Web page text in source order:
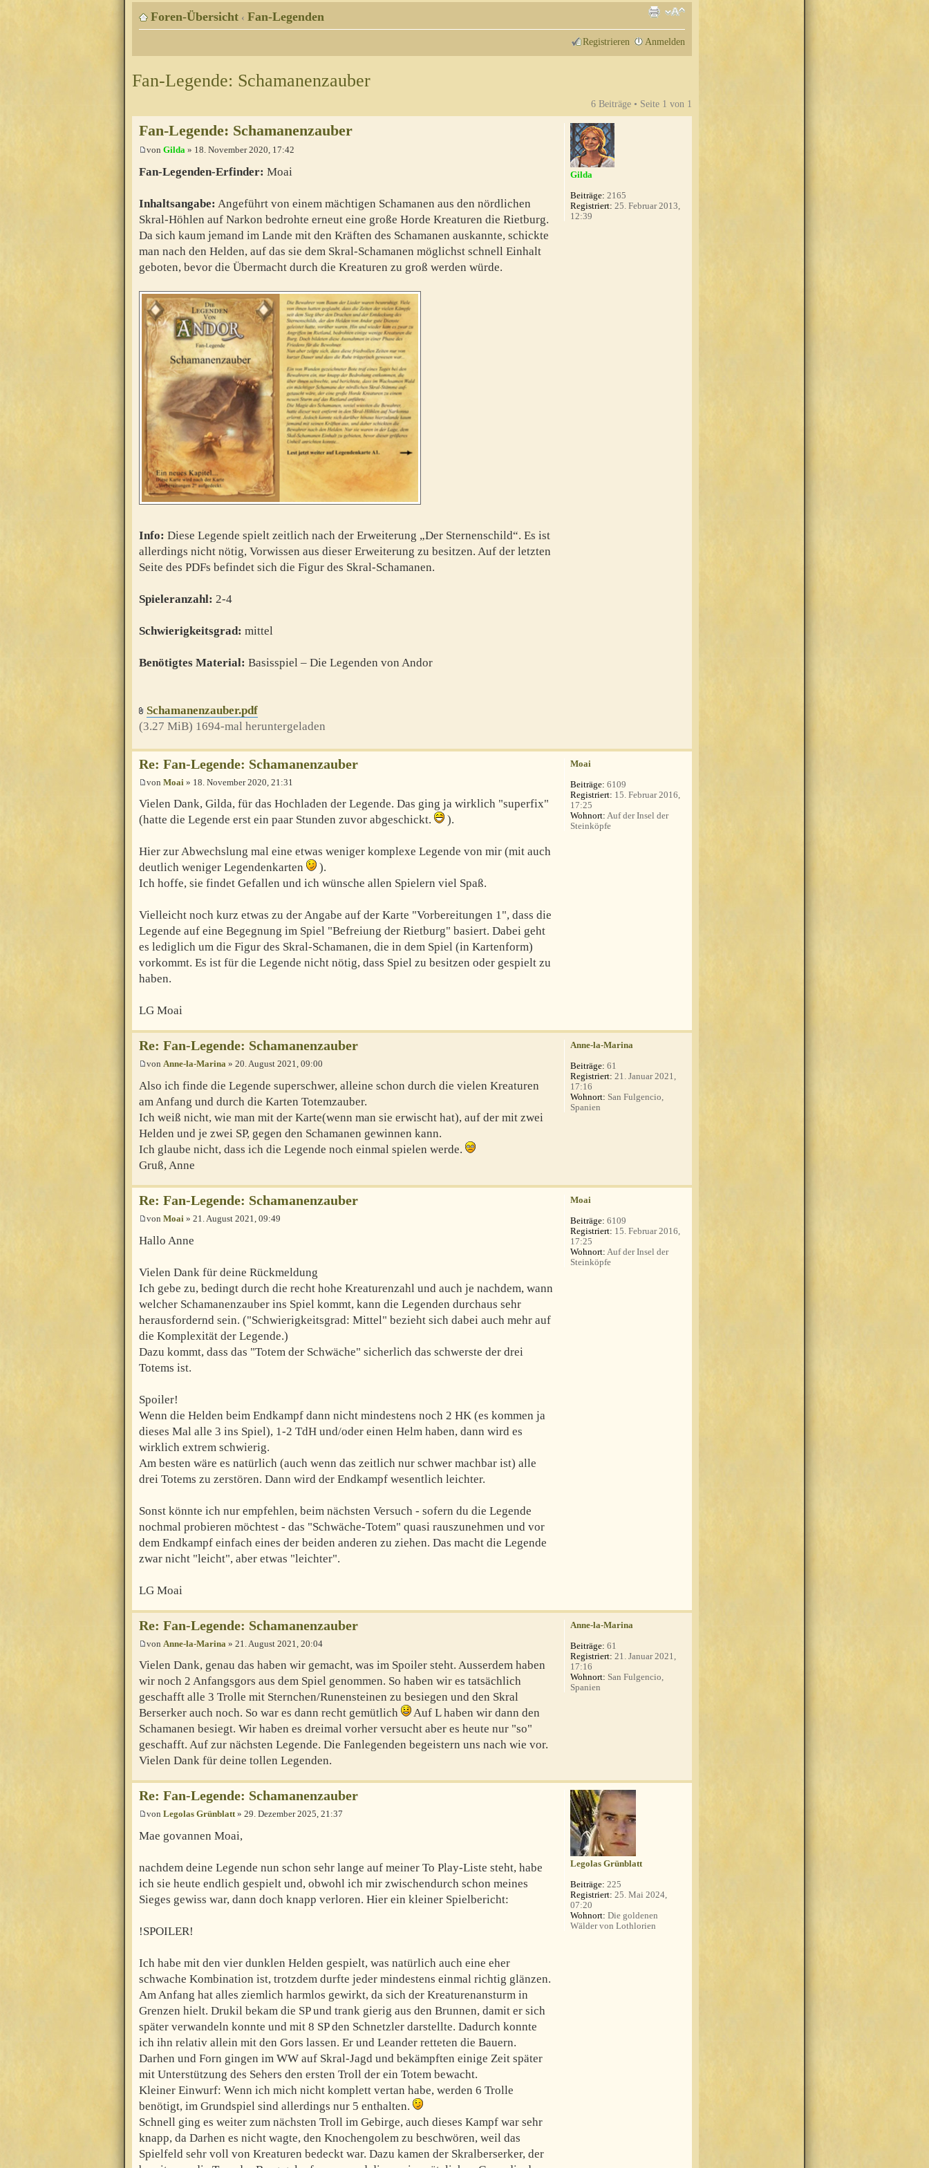
Foren-Übersicht ‹ Fan-Legenden
Registrieren Anmelden
Fan-Legende: Schamanenzauber
6 Beiträge • Seite 1 von 1
Fan-Legende: Schamanenzauber
von Gilda » 18. November 2020, 17:42
Fan-Legenden-Erfinder: Moai
Inhaltsangabe: Angeführt von einem mächtigen Schamanen aus den nördlichen
Skral-Höhlen auf Narkon bedrohte erneut eine große Horde Kreaturen die Rietburg.
Da sich kaum jemand im Lande mit den Kräften des Schamanen auskannte, schickte
man nach den Helden, auf das sie dem Skral-Schamanen möglichst schnell Einhalt
geboten, bevor die Übermacht durch die Kreaturen zu groß werden würde.
Info: Diese Legende spielt zeitlich nach der Erweiterung „Der Sternenschild“. Es ist
allerdings nicht nötig, Vorwissen aus dieser Erweiterung zu besitzen. Auf der letzten
Seite des PDFs befindet sich die Figur des Skral-Schamanen.
Spieleranzahl: 2-4
Schwierigkeitsgrad: mittel
Benötigtes Material: Basisspiel – Die Legenden von Andor
Schamanenzauber.pdf
(3.27 MiB) 1694-mal heruntergeladen
Gilda
Beiträge: 2165
Registriert: 25. Februar 2013,
12:39
Re: Fan-Legende: Schamanenzauber
von Moai » 18. November 2020, 21:31
Vielen Dank, Gilda, für das Hochladen der Legende. Das ging ja wirklich "superfix"
(hatte die Legende erst ein paar Stunden zuvor abgeschickt.
).
Hier zur Abwechslung mal eine etwas weniger komplexe Legende von mir (mit auch
deutlich weniger Legendenkarten
).
Ich hoffe, sie findet Gefallen und ich wünsche allen Spielern viel Spaß.
Vielleicht noch kurz etwas zu der Angabe auf der Karte "Vorbereitungen 1", dass die
Legende auf eine Begegnung im Spiel "Befreiung der Rietburg" basiert. Dabei geht
es lediglich um die Figur des Skral-Schamanen, die in dem Spiel (in Kartenform)
vorkommt. Es ist für die Legende nicht nötig, dass Spiel zu besitzen oder gespielt zu
haben.
LG Moai
Moai
Beiträge: 6109
Registriert: 15. Februar 2016,
17:25
Wohnort: Auf der Insel der
Steinköpfe
Re: Fan-Legende: Schamanenzauber
von Anne-la-Marina » 20. August 2021, 09:00
Also ich finde die Legende superschwer, alleine schon durch die vielen Kreaturen
am Anfang und durch die Karten Totemzauber.
Ich weiß nicht, wie man mit der Karte(wenn man sie erwischt hat), auf der mit zwei
Helden und je zwei SP, gegen den Schamanen gewinnen kann.
Ich glaube nicht, dass ich die Legende noch einmal spielen werde.
Gruß, Anne
Anne-la-Marina
Beiträge: 61
Registriert: 21. Januar 2021,
17:16
Wohnort: San Fulgencio,
Spanien
Re: Fan-Legende: Schamanenzauber
von Moai » 21. August 2021, 09:49
Hallo Anne
Vielen Dank für deine Rückmeldung
Ich gebe zu, bedingt durch die recht hohe Kreaturenzahl und auch je nachdem, wann
welcher Schamanenzauber ins Spiel kommt, kann die Legenden durchaus sehr
herausfordernd sein. ("Schwierigkeitsgrad: Mittel" bezieht sich dabei auch mehr auf
die Komplexität der Legende.)
Dazu kommt, dass das "Totem der Schwäche" sicherlich das schwerste der drei
Totems ist.
Spoiler!
Wenn die Helden beim Endkampf dann nicht mindestens noch 2 HK (es kommen ja
dieses Mal alle 3 ins Spiel), 1-2 TdH und/oder einen Helm haben, dann wird es
wirklich extrem schwierig.
Am besten wäre es natürlich (auch wenn das zeitlich nur schwer machbar ist) alle
drei Totems zu zerstören. Dann wird der Endkampf wesentlich leichter.
Sonst könnte ich nur empfehlen, beim nächsten Versuch - sofern du die Legende
nochmal probieren möchtest - das "Schwäche-Totem" quasi rauszunehmen und vor
dem Endkampf einfach eines der beiden anderen zu ziehen. Das macht die Legende
zwar nicht "leicht", aber etwas "leichter".
LG Moai
Moai
Beiträge: 6109
Registriert: 15. Februar 2016,
17:25
Wohnort: Auf der Insel der
Steinköpfe
Re: Fan-Legende: Schamanenzauber
von Anne-la-Marina » 21. August 2021, 20:04
Vielen Dank, genau das haben wir gemacht, was im Spoiler steht. Ausserdem haben
wir noch 2 Anfangsgors aus dem Spiel genommen. So haben wir es tatsächlich
geschafft alle 3 Trolle mit Sternchen/Runensteinen zu besiegen und den Skral
Berserker auch noch. So war es dann recht gemütlich
Auf L haben wir dann den
Schamanen besiegt. Wir haben es dreimal vorher versucht aber es heute nur "so"
geschafft. Auf zur nächsten Legende. Die Fanlegenden begeistern uns nach wie vor.
Vielen Dank für deine tollen Legenden.
Anne-la-Marina
Beiträge: 61
Registriert: 21. Januar 2021,
17:16
Wohnort: San Fulgencio,
Spanien
Re: Fan-Legende: Schamanenzauber
von Legolas Grünblatt» 29. Dezember 2025, 21:37
Mae govannen Moai,
nachdem deine Legende nun schon sehr lange auf meiner To Play-Liste steht, habe
ich sie heute endlich gespielt und, obwohl ich mir zwischendurch schon meines
Sieges gewiss war, dann doch knapp verloren. Hier ein kleiner Spielbericht:
!SPOILER!
Ich habe mit den vier dunklen Helden gespielt, was natürlich auch eine eher
schwache Kombination ist, trotzdem durfte jeder mindestens einmal richtig glänzen.
Am Anfang hat alles ziemlich harmlos gewirkt, da sich der Kreaturenansturm in
Grenzen hielt. Drukil bekam die SP und trank gierig aus den Brunnen, damit er sich
später verwandeln konnte und mit 8 SP den Schnetzler darstellte. Dadurch konnte
ich ihn relativ allein mit den Gors lassen. Er und Leander retteten die Bauern.
Darhen und Forn gingen im WW auf Skral-Jagd und bekämpften einige Zeit später
mit Unterstützung des Sehers den ersten Troll der ein Totem bewacht.
Kleiner Einwurf: Wenn ich mich nicht komplett vertan habe, werden 6 Trolle
benötigt, im Grundspiel sind allerdings nur 5 enthalten.
Schnell ging es weiter zum nächsten Troll im Gebirge, auch dieses Kampf war sehr
knapp, da Darhen es nicht wagte, den Knochengolem zu beschwören, weil das
Spielfeld sehr voll von Kreaturen bedeckt war. Dazu kamen der Skralberserker, der
Legolas Grünblatt
Beiträge: 225
Registriert: 25. Mai 2024,
07:20
Wohnort: Die goldenen
Wälder von Lothlorien